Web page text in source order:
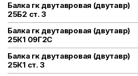
Балка гк двутавровая (двутавр)
25Б2 ст. 3
Балка гк двутавровая (двутавр)
25К1 09Г2С
Балка гк двутавровая (двутавр)
25К1 ст. 3